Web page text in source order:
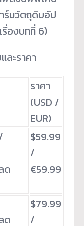
ร์มวัตถุดิบอัป
รื่องบทที่ 6)
ละราคา
ราคา
(USD /
EUR)
ด
$59.99
/
€59.99
ด
$79.99
/